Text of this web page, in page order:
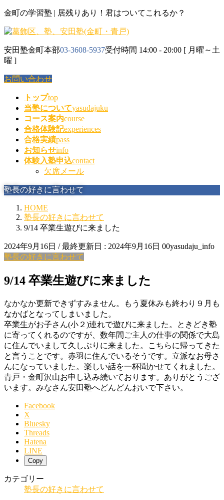
コ
テ
ン
ツ
に
移
動
ナ
ゲ
ー
シ
ョ
ン
に
金町の学習塾 | 居残りあり！君はついてこれるか？
安田塾金町本部03-3608-5937受付時間 14:00 - 20:00 [ 月曜～土
曜 ]
お問い合わせ
トップtop
当塾についてyasudajuku
コース案内course
合格体験記experiences
合格実績pass
お知らせinfo
体験入塾申込contact
欠席メール
塾長の好きに言わせて
HOME
塾長の好きに言わせて
9/14 卒業生遊びに来ました
2024年9月16日 / 最終更新日 : 2024年9月16日 00yasudaju_info
塾長の好きに言わせて
9/14 卒業生遊びに来ました
なかなか更新できずすみません。もう夏休みも終わり９月も
なかばとなってしまいました。
卒業生がお子さん(小２)連れで遊びに来ました。ときどき塾
に寄ってくれるのですが、数年間ご主人の仕事の関係で大島
に住んでいまして久しぶりに来ました。こちらに帰ってきた
と言うことです。赤羽に住んでいるそうです。立派なお母さ
んになっていました。楽しい話を一杯聞かせてくれました。
青戸・金町沢山お申し込み続いております。ありがとうござ
います。みなさん安田塾へどんどんおいで下さい。
Facebook
X
Bluesky
Threads
Hatena
LINE
Copy
カテゴリー
塾長の好きに言わせて